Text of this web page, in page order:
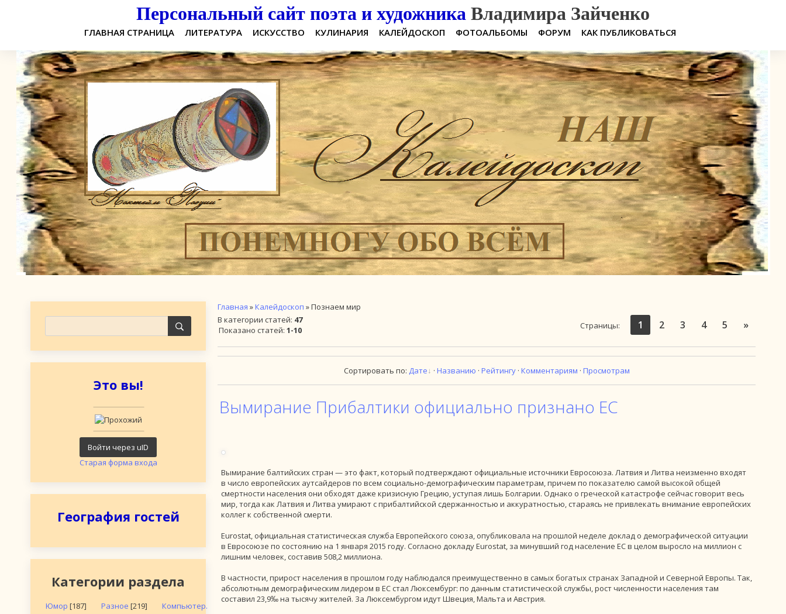
Персональный сайт поэта и художника Владимира Зайченко
ГЛАВНАЯ СТРАНИЦА ЛИТЕРАТУРА ИСКУССТВО КУЛИНАРИЯ КАЛЕЙДОСКОП ФОТОАЛЬБОМЫ ФОРУМ КАК ПУБЛИКОВАТЬСЯ
Это вы!
Войти через uID
Старая форма входа
География гостей
Категории раздела
Юмор [187] Разное [219]
Компьютер.
Главная »Калейдоскоп » Познаем мир
В категории статей: 47
Показано статей: 1-10 Страницы: 1 2 3 4 5 »
Сортировать по: Дате · Названию · Рейтингу· Комментариям · Просмотрам
Вымирание Прибалтики официально признано ЕС
Вымирание балтийских стран — это факт, который подтверждают официальные источники Евросоюза. Латвия и Литва неизменно входят
в число европейских аутсайдеров по всем социально-демографическим параметрам, причем по показателю самой высокой общей
смертности населения они обходят даже кризисную Грецию, уступая лишь Болгарии. Однако о греческой катастрофе сейчас говорит весь
мир, тогда как Латвия и Литва умирают с прибалтийской сдержанностью и аккуратностью, стараясь не привлекать внимание европейских
коллег к собственной смерти.
Eurostat, официальная статистическая служба Европейского союза, опубликовала на прошлой неделе доклад о демографической ситуации
в Евросоюзе по состоянию на 1 января 2015 году. Согласно докладу Eurostat, за минувший год население ЕС в целом выросло на миллион с
лишним человек, составив 508,2 миллиона.
В частности, прирост населения в прошлом году наблюдался преимущественно в самых богатых странах Западной и Северной Европы. Так,
абсолютным демографическим лидером в ЕС стал Люксембург: по данным статистической службы, рост численности населения там
составил 23,9‰ на тысячу жителей. За Люксембургом идут Швеция, Мальта и Австрия.